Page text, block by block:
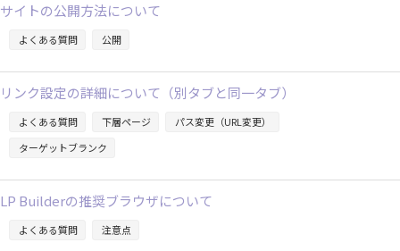
サイトの公開方法について
よくある質問 公開
リンク設定の詳細について（別タブと同一タブ）
よくある質問 下層ページ
パス変更（URL変更）
ターゲットブランク
LP Builderの推奨ブラウザについて
よくある質問 注意点